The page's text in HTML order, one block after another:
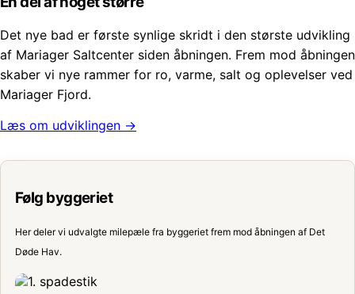
Det nye bad er første synlige skridt i den største udvikling
af Mariager Saltcenter siden åbningen. Frem mod åbningen
skaber vi nye rammer for ro, varme, salt og oplevelser ved
Mariager Fjord.
Læs om udviklingen →
Følg byggeriet
Her deler vi udvalgte milepæle fra byggeriet frem mod åbningen af Det
Døde Hav.